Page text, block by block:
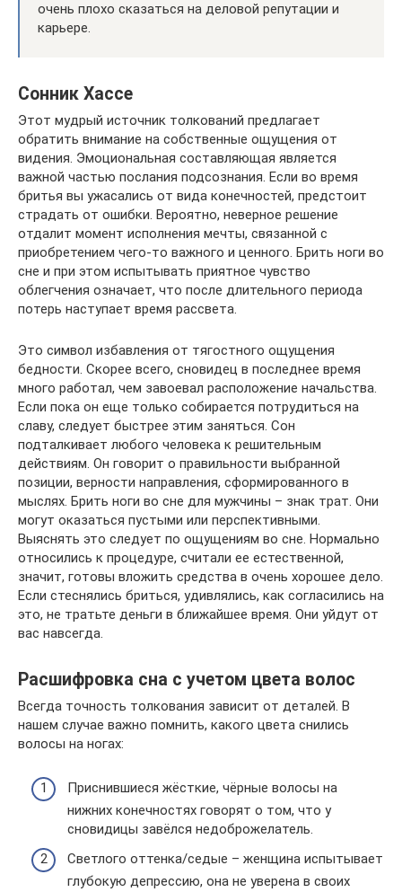
очень плохо сказаться на деловой репутации и
карьере.
Сонник Хассе
Этот мудрый источник толкований предлагает
обратить внимание на собственные ощущения от
видения. Эмоциональная составляющая является
важной частью послания подсознания. Если во время
бритья вы ужасались от вида конечностей, предстоит
страдать от ошибки. Вероятно, неверное решение
отдалит момент исполнения мечты, связанной с
приобретением чего-то важного и ценного. Брить ноги во
сне и при этом испытывать приятное чувство
облегчения означает, что после длительного периода
потерь наступает время рассвета.
Это символ избавления от тягостного ощущения
бедности. Скорее всего, сновидец в последнее время
много работал, чем завоевал расположение начальства.
Если пока он еще только собирается потрудиться на
славу, следует быстрее этим заняться. Сон
подталкивает любого человека к решительным
действиям. Он говорит о правильности выбранной
позиции, верности направления, сформированного в
мыслях. Брить ноги во сне для мужчины – знак трат. Они
могут оказаться пустыми или перспективными.
Выяснять это следует по ощущениям во сне. Нормально
относились к процедуре, считали ее естественной,
значит, готовы вложить средства в очень хорошее дело.
Если стеснялись бриться, удивлялись, как согласились на
это, не тратьте деньги в ближайшее время. Они уйдут от
вас навсегда.
Расшифровка сна с учетом цвета волос
Всегда точность толкования зависит от деталей. В
нашем случае важно помнить, какого цвета снились
волосы на ногах:
Приснившиеся жёсткие, чёрные волосы на
нижних конечностях говорят о том, что у
сновидицы завёлся недоброжелатель.
Светлого оттенка/седые – женщина испытывает
глубокую депрессию, она не уверена в своих